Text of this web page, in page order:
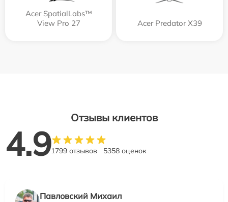
Acer SpatialLabs™
View Pro 27
Acer Predator X39
Отзывы клиентов
4.91799 отзывов 5358 оценок
Павловский Михаил